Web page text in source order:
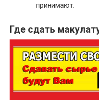
принимают.
Где сдать